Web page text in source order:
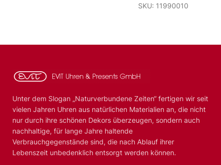
SKU: 11990010
Unter dem Slogan „Naturverbundene Zeiten“ fertigen wir seit
vielen Jahren Uhren aus natürlichen Materialien an, die nicht
nur durch ihre schönen Dekors überzeugen, sondern auch
nachhaltige, für lange Jahre haltende
Verbrauchgegenstände sind, die nach Ablauf ihrer
Lebenszeit unbedenklich entsorgt werden können.